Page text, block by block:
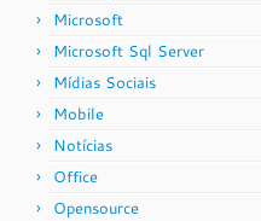
Microsoft
Microsoft Sql Server
Mídias Sociais
Mobile
Notícias
Office
Opensource